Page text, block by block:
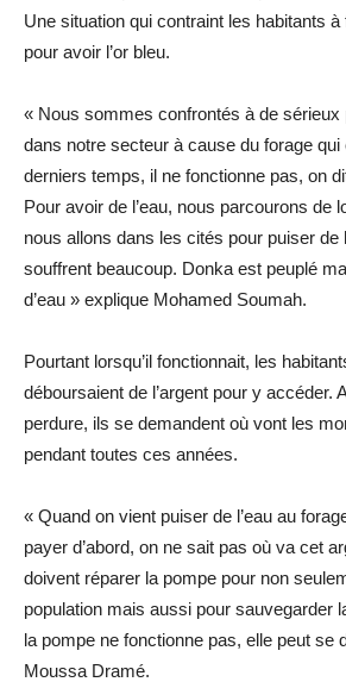
Une situation qui contraint les habitants
pour avoir l’or bleu.
« Nous sommes confrontés à de sérieux
dans notre secteur à cause du forage
derniers temps, il ne fonctionne pas, on
Pour avoir de l’eau, nous parcourons de
nous allons dans les cités pour puiser de
souffrent beaucoup. Donka est peuplé
d’eau » explique Mohamed Soumah.
Pourtant lorsqu’il fonctionnait, les
déboursaient de l’argent pour y accéder.
perdure, ils se demandent où vont les
pendant toutes ces années.
« Quand on vient puiser de l’eau au
payer d’abord, on ne sait pas où va cet
doivent réparer la pompe pour non
population mais aussi pour sauvegarder
la pompe ne fonctionne pas, elle peut se
Moussa Dramé.